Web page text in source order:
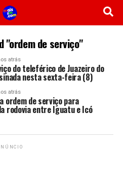
"ordem de serviço"
atrás
do teleférico de Juazeiro do
nesta sexta-feira (8)
atrás
ordem de serviço para
rodovia entre Iguatu e Icó